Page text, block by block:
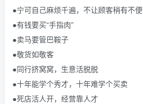
●宁可自己麻烦千遍，不让顾客稍有不便
●有钱要买“手指肉”
●卖马要管巴鞍子
●敬货如敬客
●同行挤窝窝，生意活脱脱
●十年能学个秀才，十年难学个买卖
●死店活人开，经营靠人才